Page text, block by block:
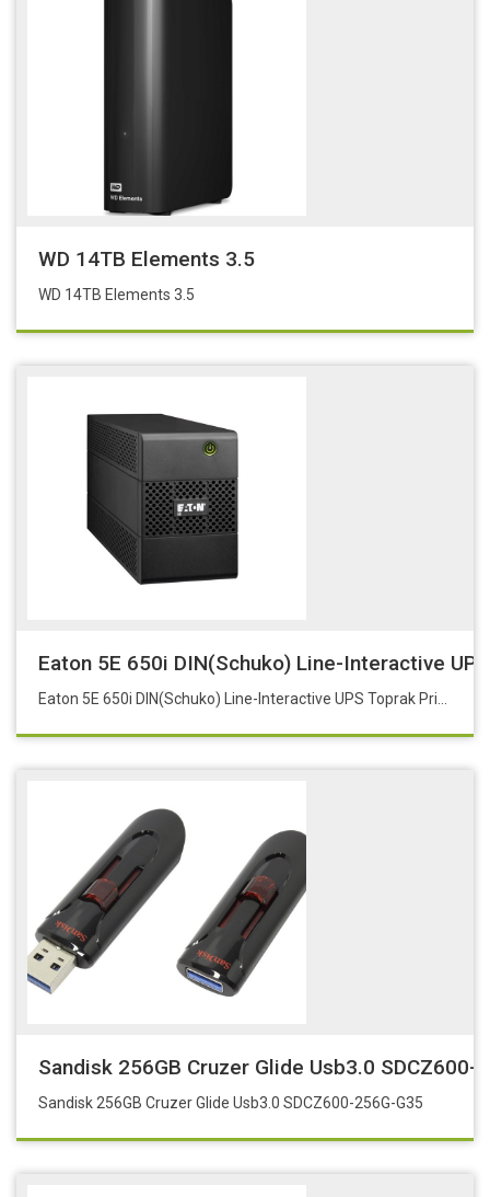
WD 14TB Elements 3.5
WD 14TB Elements 3.5
Eaton 5E 650i DIN(Schuko) Line-Interactive
Sandisk 256GB Cruzer Glide Usb3.0 SDCZ600-
Sandisk 256GB Cruzer Glide Usb3.0 SDCZ600-256G-G35